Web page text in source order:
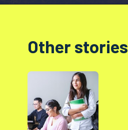
Other stories